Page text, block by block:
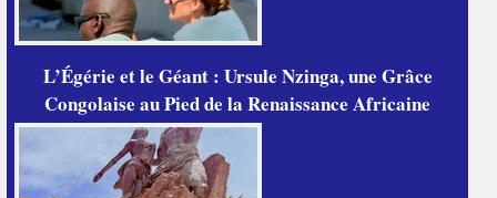
L’Égérie et le Géant : Ursule Nzinga, une Grâce
Congolaise au Pied de la Renaissance Africaine